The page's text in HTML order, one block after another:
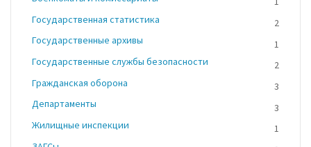
Государственная статистика
2
Государственные архивы
1
Государственные службы безопасности
2
Гражданская оборона
3
Департаменты
3
Жилищные инспекции
1